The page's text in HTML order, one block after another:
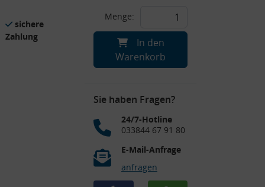
sichere
Zahlung
Menge:
In den
Warenkorb
Sie haben Fragen?
24/7-Hotline
033844 67 91 80
E-Mail-Anfrage
anfragen